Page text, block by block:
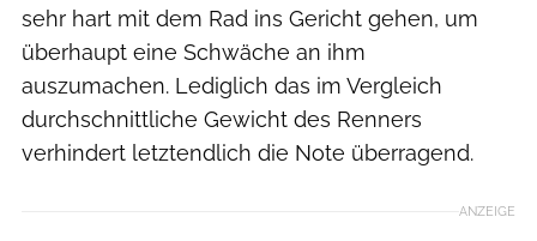
sehr hart mit dem Rad ins Gericht gehen, um
überhaupt eine Schwäche an ihm
auszumachen. Lediglich das im Vergleich
durchschnittliche Gewicht des Renners
verhindert letztendlich die Note überragend.
ANZEIGE